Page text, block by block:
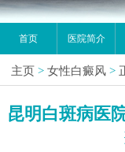
首页 医院简介
主页 > 女性白癜风 >
昆明白斑病医